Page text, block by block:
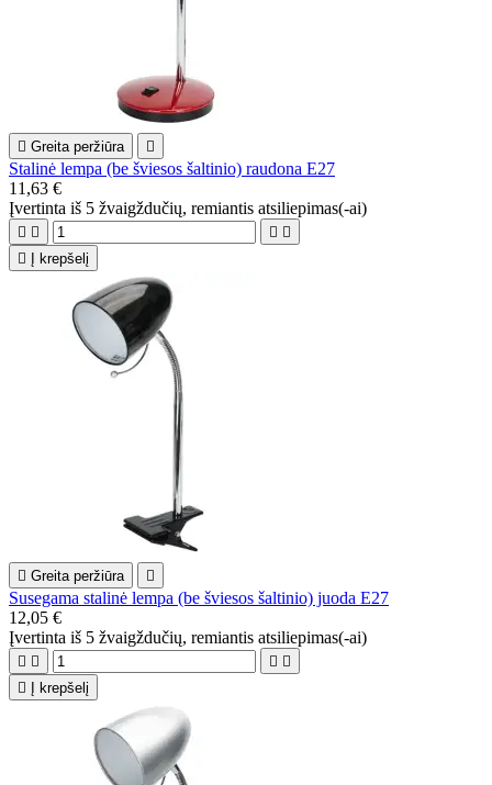
 Greita peržiūra 
Stalinė lempa (be šviesos šaltinio) raudona E27
11,63 €
Įvertinta iš 5 žvaigždučių, remiantis atsiliepimas(-ai)
   

Į krepšelį
 Greita peržiūra 
Susegama stalinė lempa (be šviesos šaltinio) juoda E27
12,05 €
Įvertinta iš 5 žvaigždučių, remiantis atsiliepimas(-ai)
   

Į krepšelį